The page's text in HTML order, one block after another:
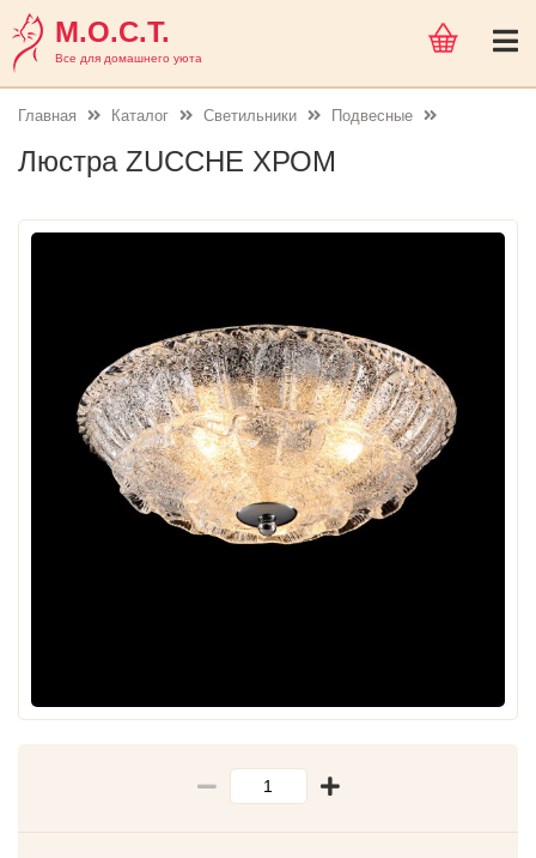
М.О.С.Т.
Все для домашнего уюта
Главная Каталог Светильники Подвесные
Люстра ZUCCHE ХРОМ